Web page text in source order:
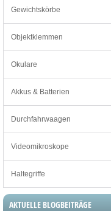
Gewichtskörbe
Objektklemmen
Okulare
Akkus & Batterien
Durchfahrwaagen
Videomikroskope
Haltegriffe
AKTUELLE BLOGBEITRÄGE